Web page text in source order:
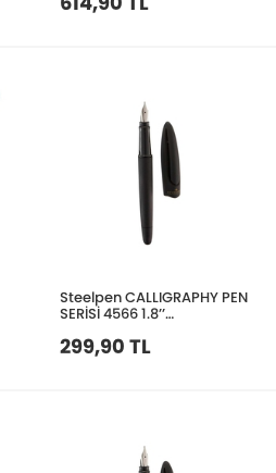
Steelpen CALLIGRAPHY PEN
SERİSİ 4566 1.8’’
299,90 TL